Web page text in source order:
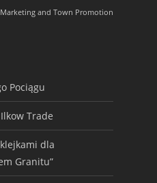
Marketing and Town Promotion
Pociągu
Trade
dla
Granitu”